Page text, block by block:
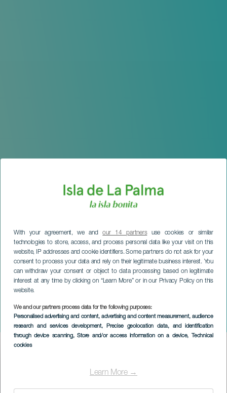
With your agreement, we andour 14 partnersuse cookies or similar
technologies to store, access, and process personal data like your visit on this
website, IP addresses and cookie identifiers. Some partners do not ask for your
consent to process your data and rely on their legitimate business interest. You
can withdraw your consent or object to data processing based on legitimate
interest at any time by clicking on “Learn More” or in our Privacy Policy on this
website.
We and our partners process data for the following purposes:
Personalised advertising and content, advertising and content measurement, audience
research and services development, Precise geolocation data, and identification
through device scanning, Store and/or access information on a device, Technical
cookies
Learn More →
La magia del formaggio
LA PALMA
Imagen